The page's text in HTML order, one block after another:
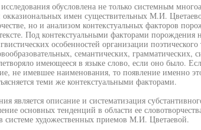
обусловлена не только системным
имен существительных М.И.
но и анализом контекстуальных факторов
Под контекстуальными факторами
особенностей организации
семантических, грамматических,
имеющееся в языке слово, если оно было.
не имевшее наименования, то появление именно
теми же контекстуальными факторами.
является описание и систематизация
основных тенденций в области ее
системе художественных приемов М.И. Цветаевой.